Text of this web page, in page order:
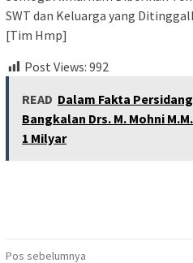
SWT dan Keluarga yang
[Tim Hmp]
Post Views: 992
READ Dalam Fakta
Bangkalan Drs. M. Mohni
1 Milyar
Pos sebelumnya